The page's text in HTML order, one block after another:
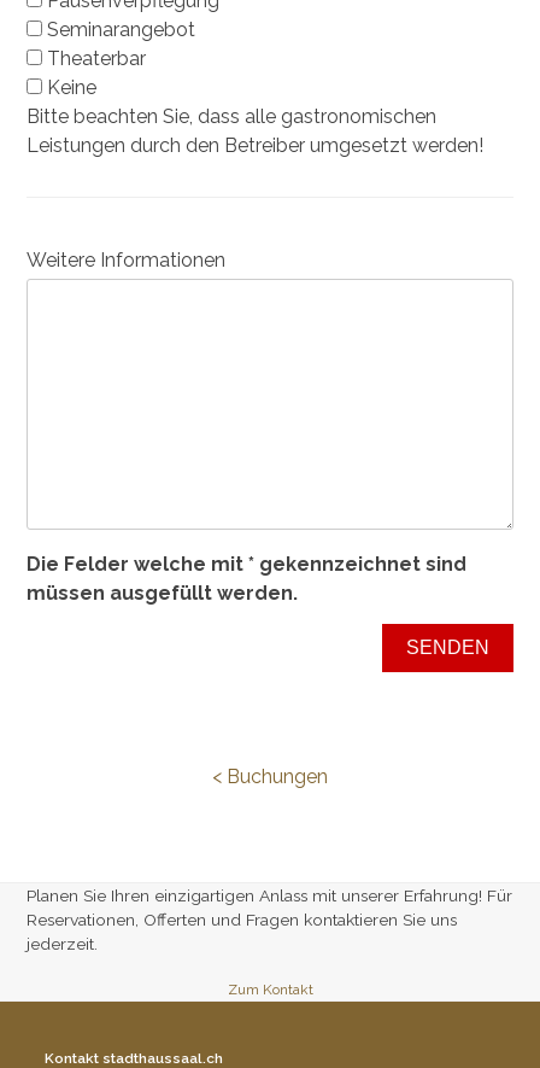
Seminarangebot
Theaterbar
Keine
Bitte beachten Sie, dass alle gastronomischen
Leistungen durch den Betreiber umgesetzt werden!
Weitere Informationen
Die Felder welche mit * gekennzeichnet sind
müssen ausgefüllt werden.
< Buchungen
Planen Sie Ihren einzigartigen Anlass mit unserer Erfahrung! Für
Reservationen, Offerten und Fragen kontaktieren Sie uns
jederzeit.
Zum Kontakt
Kontakt stadthaussaal.ch